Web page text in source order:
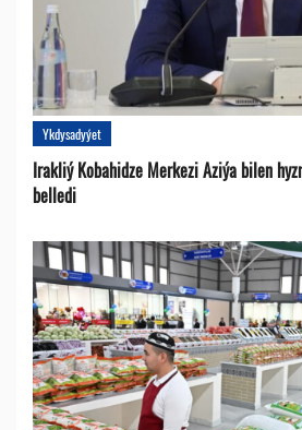
Ykdysadyýet
Irakliý Kobahidze Merkezi Aziýa bilen
belledi